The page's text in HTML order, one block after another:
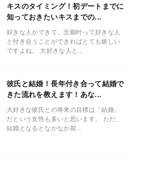
キスのタイミング！初デートまでに
知っておきたいキスまでの...
好きな人ができて、念願叶って好きな人
と付き合うことができればとても嬉しい
ですよね。 大好きな人と...
彼氏と結婚！長年付き合って結婚で
きた流れを教えます！あな...
大好きな彼氏との将来の目標は「結婚」
だという女性も多いと思います。 ただ、
結婚となるとなかなか前...